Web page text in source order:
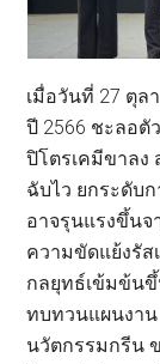
เมื่อวันที่ 27 ตุล
ปี 2566 ชะลอตั
ปิโตรเคมีขาลง
ฉับไว ยกระดับ
อาจรุนแรงขึ้นจ
ความขัดแย้งรัส
กลยุทธ์เข้มข้น
ทบทวนแผนงาน
นวัตกรรมกรีน